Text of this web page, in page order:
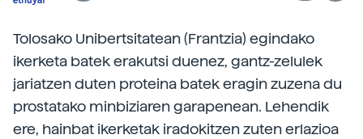
Tolosako Unibertsitatean (Frantzia) egindako
ikerketa batek erakutsi duenez, gantz-zelulek
jariatzen duten proteina batek eragin zuzena du
prostatako minbiziaren garapenean. Lehendik
ere, hainbat ikerketak iradokitzen zuten erlazioa